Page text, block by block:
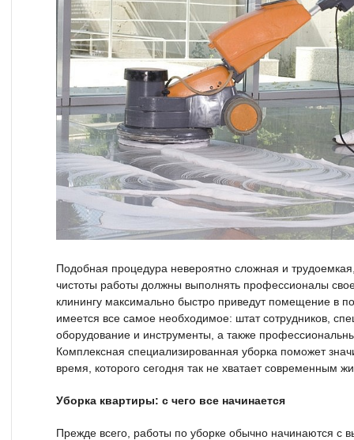
Подобная процедура невероятно сложная и
чистоты работы должны выполнять профессионалы
клинингу максимально быстро приведут помещение в
имеется все самое необходимое: штат сотрудников,
оборудование и инструменты, а также
Комплексная специализированная уборка поможет
время, которого сегодня так не хватает современным
Уборка квартиры: с чего все начинается
Прежде всего, работы по уборке обычно начинаются с